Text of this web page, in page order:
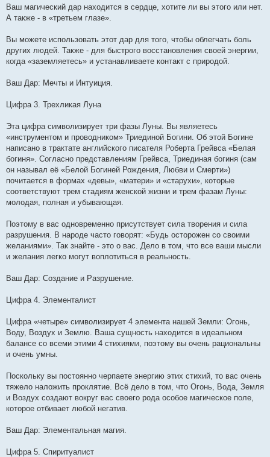
Ваш магический дар находится в сердце, хотите ли вы этого или нет.
А также - в «третьем глазе».
Вы можете использовать этот дар для того, чтобы облегчать боль
других людей. Также - для быстрого восстановления своей энергии,
когда «заземляетесь» и устанавливаете контакт с природой.
Ваш Дар: Мечты и Интуиция.
Цифра 3. Трехликая Луна
Эта цифра символизирует три фазы Луны. Вы являетесь
«инструментом и проводником» Триединой Богини. Об этой Богине
написано в трактате английского писателя Роберта Грейвса «Белая
богиня». Согласно представлениям Грейвса, Триединая богиня (сам
он называл её «Белой Богиней Рождения, Любви и Смерти»)
почитается в формах «девы», «матери» и «старухи», которые
соответствуют трем стадиям женской жизни и трем фазам Луны:
молодая, полная и убывающая.
Поэтому в вас одновременно присутствует сила творения и сила
разрушения. В народе часто говорят: «Будь осторожен со своими
желаниями». Так знайте - это о вас. Дело в том, что все ваши мысли
и желания легко могут воплотиться в реальность.
Ваш Дар: Создание и Разрушение.
Цифра 4. Элементалист
Цифра «четыре» символизирует 4 элемента нашей Земли: Огонь,
Воду, Воздух и Землю. Ваша сущность находится в идеальном
балансе со всеми этими 4 стихиями, поэтому вы очень рациональны
и очень умны.
Поскольку вы постоянно черпаете энергию этих стихий, то вас очень
тяжело наложить проклятие. Всё дело в том, что Огонь, Вода, Земля
и Воздух создают вокруг вас своего рода особое магическое поле,
которое отбивает любой негатив.
Ваш Дар: Элементальная магия.
Цифра 5. Спиритуалист